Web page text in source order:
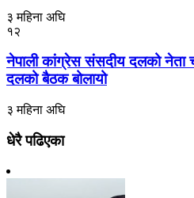
३ महिना अघि
१२
नेपाली कांग्रेस संसदीय दलको नेता
दलको बैठक बोलायो
३ महिना अघि
धेरै पढिएका